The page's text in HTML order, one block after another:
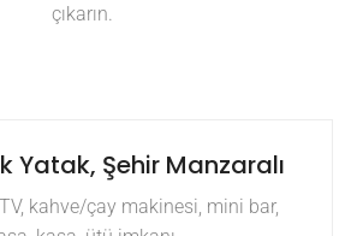
çıkarın.
Yatak, Şehir Manzaralı
kahve/çay makinesi, mini bar,